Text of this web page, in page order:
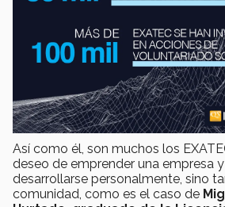
Así como él, son muchos los
deseo de emprender una empresa
desarrollarse personalmente, sino
comunidad, como es el caso de